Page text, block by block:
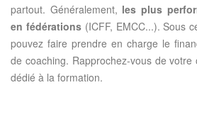
partout. Généralement, les plus
en fédérations(ICFF, EMCC...). Sous
pouvez faire prendre en charge le
de coaching. Rapprochez-vous de votre
dédié à la formation.